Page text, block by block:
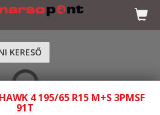
KERESŐ
KERESÉS
4 195/65 R15 M+S 3PMSF
91T